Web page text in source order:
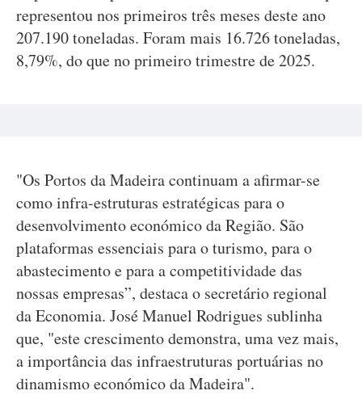
representou nos primeiros três meses deste ano
207.190 toneladas. Foram mais 16.726 toneladas,
8,79%, do que no primeiro trimestre de 2025.
"Os Portos da Madeira continuam a afirmar-se
como infra-estruturas estratégicas para o
desenvolvimento económico da Região. São
plataformas essenciais para o turismo, para o
abastecimento e para a competitividade das
nossas empresas”, destaca o secretário regional
da Economia. José Manuel Rodrigues sublinha
que, "este crescimento demonstra, uma vez mais,
a importância das infraestruturas portuárias no
dinamismo económico da Madeira".